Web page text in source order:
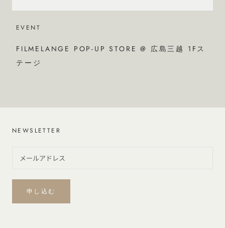
EVENT
FILMELANGE POP-UP STORE @ 広島三越 1Fス
テージ
NEWSLETTER
申し込む